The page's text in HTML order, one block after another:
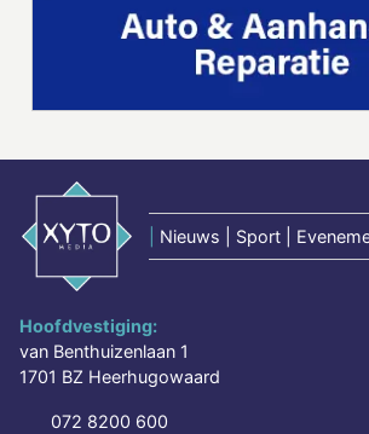
Nieuws | Sport |
Hoofdvestiging:
van Benthuizenlaan 1
1701 BZ Heerhugowaard
072 8200 600